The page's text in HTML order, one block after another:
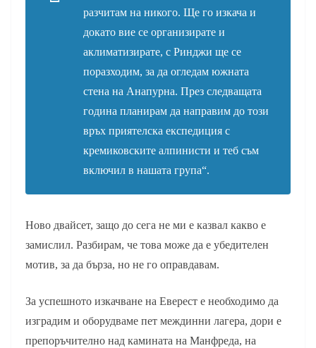
разчитам на никого. Ще го изкача и
докато вие се организирате и
аклиматизирате, с Ринджи ще се
поразходим, за да огледам южната
стена на Анапурна. През следващата
година планирам да направим до този
връх приятелска експедиция с
кремиковските алпинисти и теб съм
включил в нашата група“.
Ново двайсет, защо до сега не ми е казвал какво е
замислил. Разбирам, че това може да е убедителен
мотив, за да бърза, но не го оправдавам.
За успешното изкачване на Еверест е необходимо да
изградим и оборудваме пет междинни лагера, дори е
препоръчително над камината на Манфреда, на